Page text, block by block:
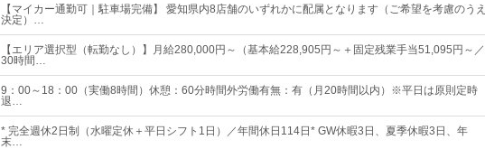
【マイカー通勤可｜駐車場完備】 愛知県内8店舗のいずれかに配属となります（ご希望を考慮のうえ
決定）…
【エリア選択型（転勤なし）】月給280,000円～（基本給228,905円～＋固定残業手当51,095円～／
30時間…
9：00～18：00（実働8時間）休憩：60分時間外労働有無：有（月20時間以内）※平日は原則定時
退…
* 完全週休2日制（水曜定休＋平日シフト1日）／年間休日114日* GW休暇3日、夏季休暇3日、年
末…